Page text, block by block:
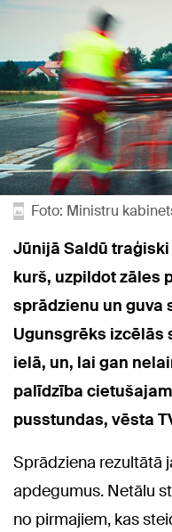
Foto: Ministru
Jūnijā Saldū
kurš, uzpildot zāles
sprādzienu un guva
Ugunsgrēks izcēlās
ielā, un, lai gan
palīdzība
pusstundas, vēsta
Sprādziena rezultātā
apdegumus. Netālu
no pirmajiem, kas